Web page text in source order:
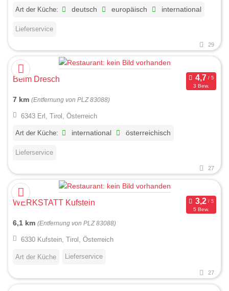
Art der Küche: deutsch europäisch international
Lieferservice
29
Beim Dresch
3 Bew.
7 km (Entfernung von PLZ 83088)
6343 Erl, Tirol, Österreich
Art der Küche: international österreichisch
Lieferservice
27
WERKSTATT Kufstein
5 Bew.
6,1 km (Entfernung von PLZ 83088)
6330 Kufstein, Tirol, Österreich
Art der Küche Lieferservice
27